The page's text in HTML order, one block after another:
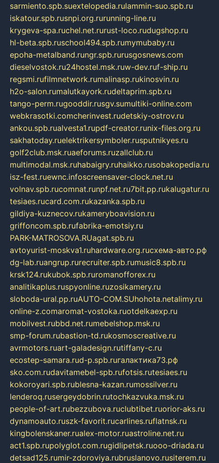
sarmiento.spb.suextelopedia.rulammin-suo.spb.ru
iskatour.spb.rusnpi.org.rurunning-line.ru
krygeva-spa.ruchel.net.rurust-loco.rudugshop.ru
hl-beta.spb.ruschool494.spb.rumymubaby.ru
epoha-metalband.rungr.spb.rurusgosnews.com
dieselvostok.ru24hostel.msk.ruw-dev.ruf-ship.ru
regsmi.rufilmnetwork.rumalinasp.rukinosvin.ru
h2o-salon.rumalutkayork.rudeltaprim.spb.ru
tango-perm.rugooddir.rusgv.sumultiki-online.com
webkrasotki.comcherinvest.rudetskiy-ostrov.ru
ankou.spb.rualvesta1.rupdf-creator.runix-files.org.ru
sakhatoday.ruelektrikersymboler.rusputnikyes.ru
golf2club.msk.ruaeforums.ruzallclub.ru
multimodal.msk.ruhabaigry.ruhaikko.rusobakopedia.ru
isz-fest.ruewnc.infoscreensaver-clock.net.ru
volnav.spb.rucomnat.runpf.net.ru7bit.pp.rukalugatur.ru
tesiaes.rucard.com.rukazanka.spb.ru
gildiya-kuznecov.rukameryboavision.ru
griffoncom.spb.rufabrika-emotsiy.ru
PARK-MATROSOVA.RUagat.spb.ru
avtoyurist-moskva1.ruhardware.org.ruсхема-авто.рф
dg-lab.ruangrup.rurecruiter.spb.rumusic8.spb.ru
krsk124.rukubok.spb.ruromanofforex.ru
analitikaplus.ruspyonline.ruzosikamery.ru
sloboda-ural.pp.ruAUTO-COM.SUhohota.netalimy.ru
online-z.comaromat-vostoka.ruotdelkaexp.ru
mobilvest.rubbd.net.rumebelshop.msk.ru
smp-forum.rubastion-td.rukosmoscreative.ru
avrmotors.ruart-galadesign.rutiffany-c.ru
ecostep-samara.rud-p.spb.ruгалактика73.рф
sko.com.rudavitamebel-spb.rufotsis.rutesiaes.ru
kokoroyari.spb.rublesna-kazan.rumossilver.ru
lenderoq.rusergeydobrin.rutochkazvuka.msk.ru
people-of-art.rubezzubova.ruclubtibet.ruorior-aks.ru
dynamoauto.ruszk-favorit.rucarlines.ruflatnsk.ru
kingbolenskaner.rualex-motor.ruastroline.net.ru
act1.spb.rupolyglot.com.rugidlipetsk.ruooo-driada.ru
detsad125.rumir-zdoroviya.rubruslanovo.rusiterem.ru